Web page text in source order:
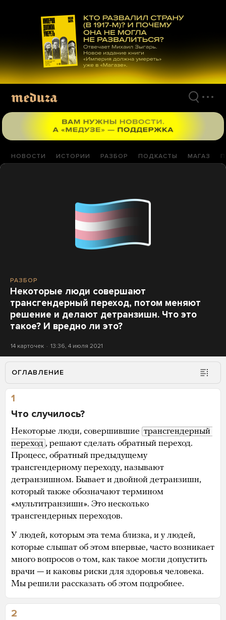
материалам
НОВОСТИ ИСТОРИИ РАЗБОР ПОДКАСТЫ МАГАЗ
РАЗБОР
Некоторые люди совершают
трансгендерный переход, потом меняют
решение и делают детранзишн. Что это
такое? И вредно ли это?
14 карточек 13:36, 4 июля 2021
ОГЛАВЛЕНИЕ
1
Что случилось?
Некоторые люди, совершившие трансгендерный
переход , решают сделать обратный переход.
Процесс, обратный предыдущему
трансгендерному переходу, называют
детранзишном. Бывает и двойной детранзишн,
который также обозначают термином
«мультитранзишн». Это несколько
трансгендерных переходов.
У людей, которым эта тема близка, и у людей,
которые слышат об этом впервые, часто возникает
много вопросов о том, как такое могли допустить
врачи — и каковы риски для здоровья человека.
Мы решили рассказать об этом подробнее.
2